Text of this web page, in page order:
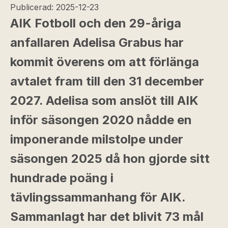
Publicerad: 2025-12-23
AIK Fotboll och den 29-åriga
anfallaren Adelisa Grabus har
kommit överens om att förlänga
avtalet fram till den 31 december
2027. Adelisa som anslöt till AIK
inför säsongen 2020 nådde en
imponerande milstolpe under
säsongen 2025 då hon gjorde sitt
hundrade poäng i
tävlingssammanhang för AIK.
Sammanlagt har det blivit 73 mål